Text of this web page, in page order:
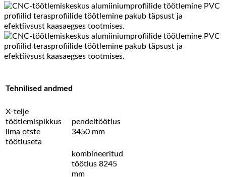
Tehnilised andmed
X-telje
töötlemispikkus
ilma otste
töötluseta
pendeltöötlus
3450 mm
kombineeritud
töötlus 8245
mm